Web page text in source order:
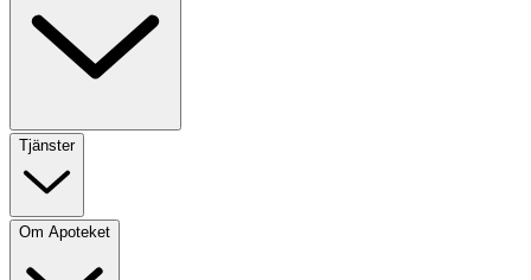
Tjänster
Om Apoteket